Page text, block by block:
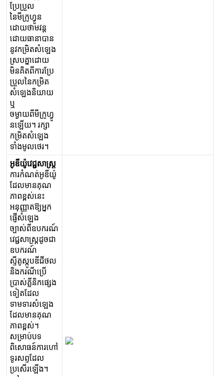
បបល
នមកហន
ដយថមវន
ដយធនបន
នវកមតសឡង
សបគដយ
មនគតពករប
បលនកមត
សឡងនយយ
ឬ
ចមយពមកហ
នឡយ។ រក
កមតសឡង
ទងមលថរ។
អឌយវជសស
ករកណតអឌយ
ដលមនគណ
ភពខសន
អនញតឱអក
ផសឡង
ចសពឧបករណ
វជសសដចជ
ឧបករណ
សតសបឌជថល
នងករណប
បសគនកផង
ទ តដល
ទមទរសឡង
ដលមនគណ
ភពខស។
សមបបទ
ពសធនករហ
ទរសពដល
បសរឡង។